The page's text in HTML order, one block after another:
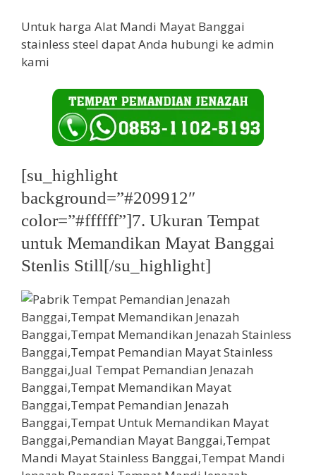
Untuk harga Alat Mandi Mayat Banggai
stainless steel dapat Anda hubungi ke admin
kami
[su_highlight
background=”#209912″
color=”#ffffff”]7. Ukuran Tempat
untuk Memandikan Mayat Banggai
Stenlis Still[/su_highlight]